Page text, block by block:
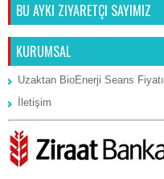
BU AYKI ZIYARETÇI SAYIMIZ
KURUMSAL
Uzaktan BioEnerji Seans Fiyatı
İletişim